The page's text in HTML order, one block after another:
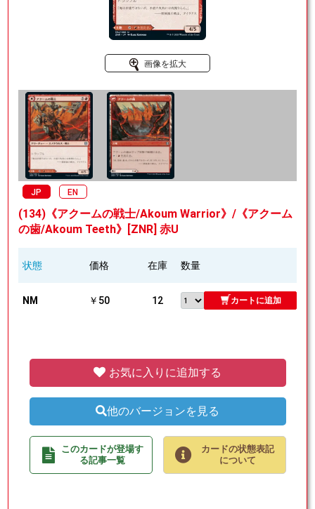
画像を拡大
JP EN
(134)《アクームの戦士/Akoum Warrior》/《アクーム
の歯/Akoum Teeth》[ZNR] 赤U
状態 価格 在庫 数量
NM ￥50 12 カートに追加
お気に入りに追加する
他のバージョンを見る
このカードが登場す
る記事一覧
カードの状態表記
について